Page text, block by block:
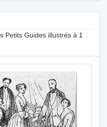
Petits Guides illustrés à 1